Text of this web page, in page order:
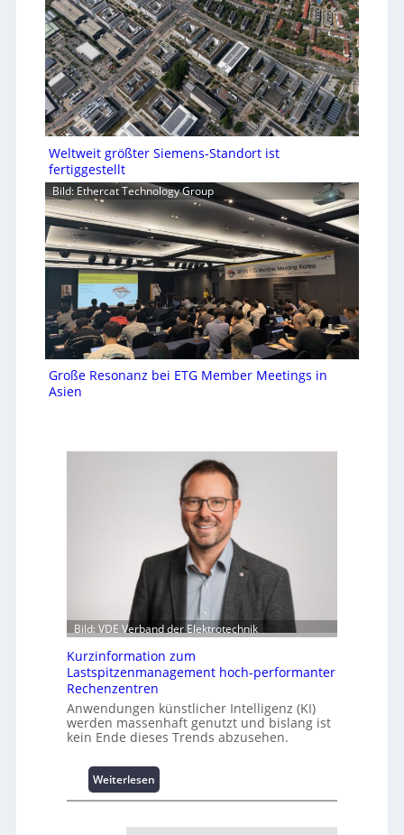
Weltweit größter Siemens-Standort ist
fertiggestellt
Bild: Ethercat Technology Group
Große Resonanz bei ETG Member Meetings in
Asien
Bild: VDE Verband der Elektrotechnik
Kurzinformation zum
Lastspitzenmanagement hoch-performanter
Rechenzentren
Anwendungen künstlicher Intelligenz (KI)
werden massenhaft genutzt und bislang ist
kein Ende dieses Trends abzusehen.
Weiterlesen:
K
r